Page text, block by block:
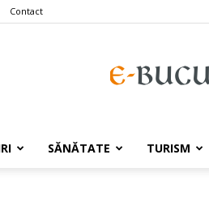
Contact
SĂNĂTATE TURISM